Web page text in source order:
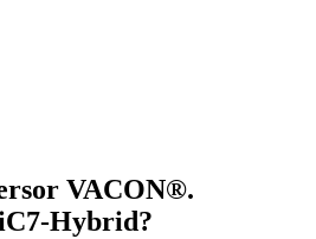
VACON®.
Hybrid?